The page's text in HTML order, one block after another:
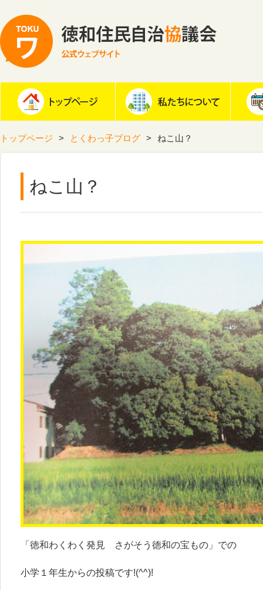
トップページ とくわっ子ブログ ねこ山？
ねこ山？
「徳和わくわく発見 さがそう徳和の宝もの」での
小学１年生からの投稿です!(^^)!